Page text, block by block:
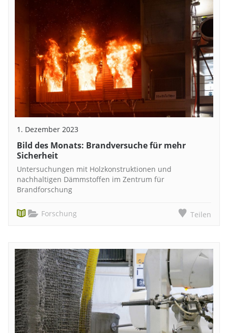
1. Dezember 2023
Bild des Monats: Brandversuche für mehr
Sicherheit
Untersuchungen mit Holzkonstruktionen und
nachhaltigen Dämmstoffen im Zentrum für
Brandforschung
Forschung Teilen